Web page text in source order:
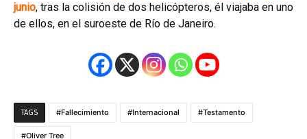
junio, tras la colisión de dos helicópteros, él viajaba en uno
de ellos, en el suroeste de Río de Janeiro.
TAGS Fallecimiento Internacional Testamento
Oliver Tree